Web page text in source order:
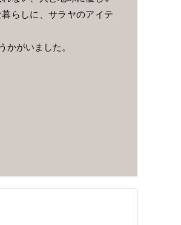
らしに、サラヤのアイテ
かがいました。